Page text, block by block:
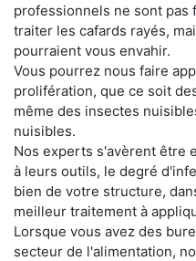
professionnels ne sont
traiter les cafards rayés,
pourraient vous envahir.
Vous pourrez nous faire
prolifération, que ce soit
même des insectes
nuisibles.
Nos experts s'avèrent être
à leurs outils, le degré
bien de votre structure,
meilleur traitement à
Lorsque vous avez des
secteur de l'alimentation,